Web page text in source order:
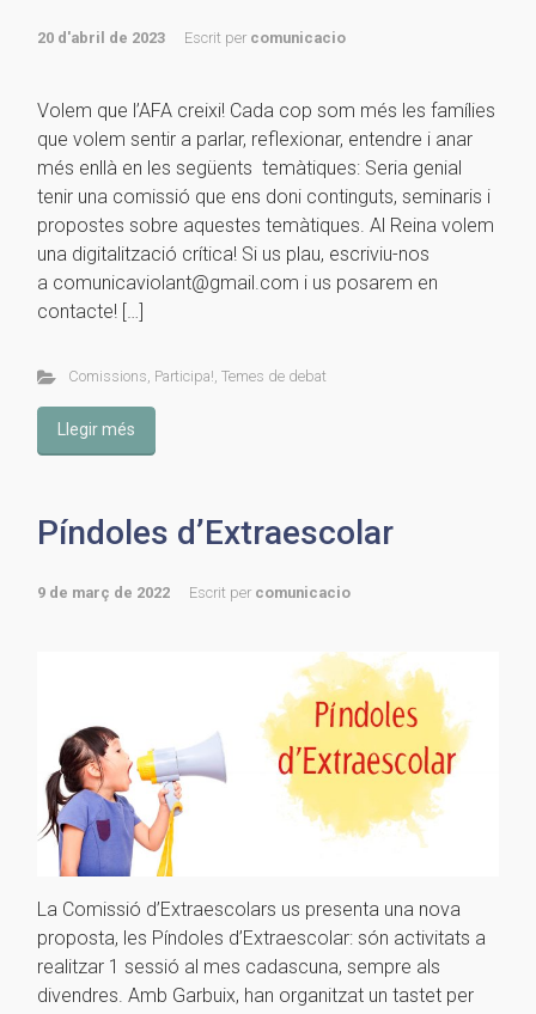
20 d'abril de 2023 Escrit per comunicacio
Volem que l’AFA creixi! Cada cop som més les famílies
que volem sentir a parlar, reflexionar, entendre i anar
més enllà en les següents temàtiques: Seria genial
tenir una comissió que ens doni continguts, seminaris i
propostes sobre aquestes temàtiques. Al Reina volem
una digitalització crítica! Si us plau, escriviu-nos
a comunicaviolant@gmail.com i us posarem en
contacte! […]
Comissions, Participa!, Temes de debat
Llegir més
Píndoles d’Extraescolar
9 de març de 2022 Escrit per comunicacio
La Comissió d’Extraescolars us presenta una nova
proposta, les Píndoles d’Extraescolar: són activitats a
realitzar 1 sessió al mes cadascuna, sempre als
divendres. Amb Garbuix, han organitzat un tastet per